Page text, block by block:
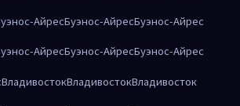
АйресБуэнос-АйресБуэнос-Айрес
АйресБуэнос-АйресБуэнос-Айрес
ВладивостокВладивостокВладивосток